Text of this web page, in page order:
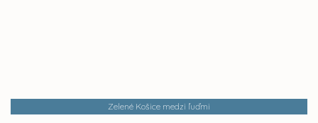
Zelené Košice medzi ľuďmi